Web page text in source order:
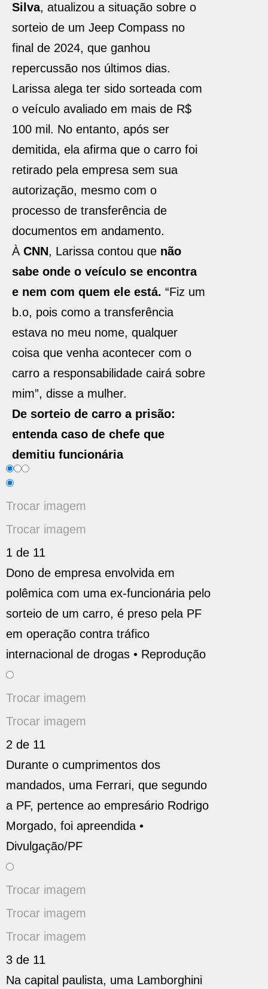
Silva, atualizou a situação sobre o
sorteio de um Jeep Compass no
final de 2024, que ganhou
repercussão nos últimos dias.
Larissa alega ter sido sorteada com
o veículo avaliado em mais de R$
100 mil. No entanto, após ser
demitida, ela afirma que o carro foi
retirado pela empresa sem sua
autorização, mesmo com o
processo de transferência de
documentos em andamento.
À CNN, Larissa contou que não
sabe onde o veículo se encontra
e nem com quem ele está. “Fiz um
b.o, pois como a transferência
estava no meu nome, qualquer
coisa que venha acontecer com o
carro a responsabilidade cairá sobre
mim”, disse a mulher.
De sorteio de carro a prisão:
entenda caso de chefe que
demitiu funcionária
Trocar imagem
Trocar imagem
1 de 11
Dono de empresa envolvida em
polêmica com uma ex-funcionária pelo
sorteio de um carro, é preso pela PF
em operação contra tráfico
internacional de drogas • Reprodução
Trocar imagem
Trocar imagem
2 de 11
Durante o cumprimentos dos
mandados, uma Ferrari, que segundo
a PF, pertence ao empresário Rodrigo
Morgado, foi apreendida •
Divulgação/PF
Trocar imagem
Trocar imagem
Trocar imagem
3 de 11
Na capital paulista, uma Lamborghini